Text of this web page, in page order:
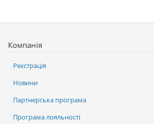
Компанія
Реєстрація
Новини
Партнерська програма
Програма лояльності